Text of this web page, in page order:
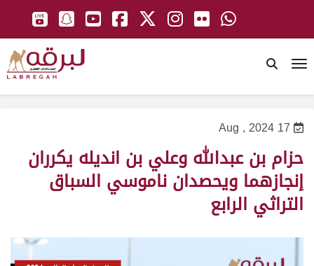
17 Aug , 2024
حزام بن عبدالله وعلي بن انديله يكرران
إنجازهما ويحصدان ناموسي السباق
التراثي الرابع